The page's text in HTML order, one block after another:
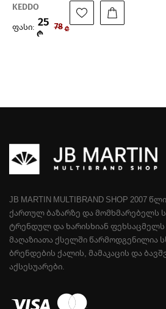
KEDDO
ფასი: 25
₾
78 ₾
JB MARTIN MULTIBRAND SHOP 2007
ᲥᲐᲠᲗᲣᲚ ᲑᲐᲖᲐᲠᲖᲔ ᲓᲐ ᲛᲝᲛᲮᲛᲐᲠᲔᲑᲔᲚᲡ
ᲢᲠᲔᲜᲓᲣᲚ ᲓᲐ ᲮᲐᲠᲘᲡᲮᲘᲐᲜ ᲤᲔᲮᲡᲐᲪᲛᲔᲚᲡ
ᲛᲐᲦᲐᲖᲘᲐᲗᲐ ᲥᲡᲔᲚᲨᲘ ᲬᲐᲠᲛᲝᲓᲒᲔᲜᲘᲚᲘᲐ
ᲑᲠᲔᲜᲓᲔᲑᲘᲡ ᲥᲐᲚᲘᲡ, ᲛᲐᲛᲐᲙᲐᲪᲘᲡ ᲓᲐ
ᲐᲥᲡᲔᲡᲣᲐᲠᲔᲑᲘ.